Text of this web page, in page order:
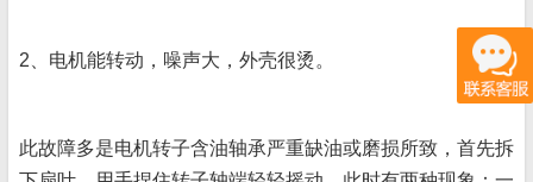
2、电机能转动，噪声大，外壳很烫。
此故障多是电机转子含油轴承严重缺油或磨损所致，首先拆